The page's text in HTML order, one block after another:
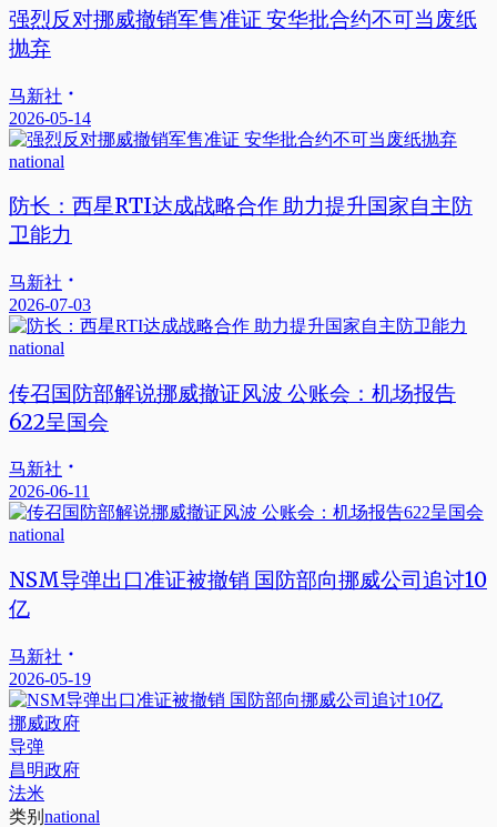
强烈反对挪威撤销军售准证 安华批合约不可当废纸
抛弃
马新社
2026-05-14
national
防长：西星RTI达成战略合作 助力提升国家自主防
卫能力
马新社
2026-07-03
national
传召国防部解说挪威撤证风波 公账会：机场报告
622呈国会
马新社
2026-06-11
national
NSM导弹出口准证被撤销 国防部向挪威公司追讨10
亿
马新社
2026-05-19
挪威政府
导弹
昌明政府
法米
类别 national